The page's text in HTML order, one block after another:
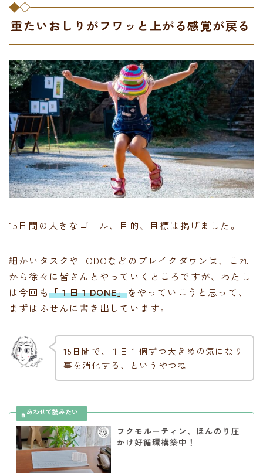
重たいおしりがフワッと上がる感覚が戻る
15日間の大きなゴール、目的、目標は掲げました。
細かいタスクやTODOなどのブレイクダウンは、これ
から徐々に皆さんとやっていくところですが、わたし
は今回も「１日１DONE」をやっていこうと思って、
まずはふせんに書き出しています。
15日間で、１日１個ずつ大きめの気になり
事を消化する、というやつね
フクモルーティン、ほんのり圧
かけ好循環構築中！